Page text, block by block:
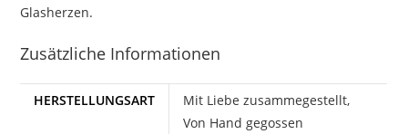
Glasherzen.
Zusätzliche Informationen
HERSTELLUNGSART
Mit Liebe zusammegestellt,
Von Hand gegossen